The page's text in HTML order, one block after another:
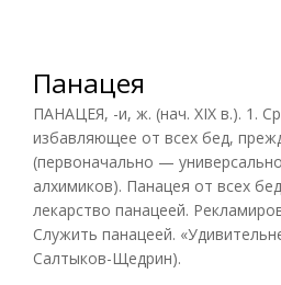
Панацея
ПАНАЦЕЯ, -и, ж. (нач. XIX в.). 1.
избавляющее от всех бед,
(первоначально —
алхимиков). Панацея от всех
лекарство панацеей.
Служить панацеей.
Салтыков-Щедрин).